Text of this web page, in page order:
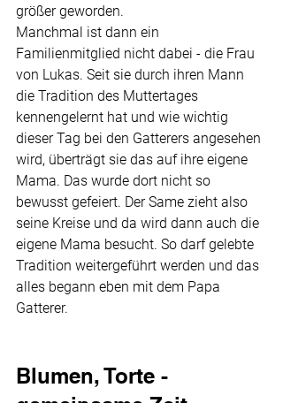
größer geworden.
Manchmal ist dann ein
Familienmitglied nicht dabei - die Frau
von Lukas. Seit sie durch ihren Mann
die Tradition des Muttertages
kennengelernt hat und wie wichtig
dieser Tag bei den Gatterers angesehen
wird, überträgt sie das auf ihre eigene
Mama. Das wurde dort nicht so
bewusst gefeiert. Der Same zieht also
seine Kreise und da wird dann auch die
eigene Mama besucht. So darf gelebte
Tradition weitergeführt werden und das
alles begann eben mit dem Papa
Gatterer.
Blumen, Torte -